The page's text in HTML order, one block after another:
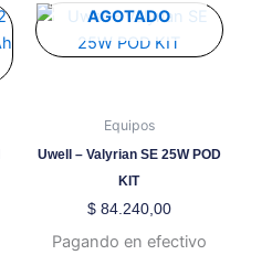
producto
AGOTADO
Equipos
Uwell – Valyrian SE 25W POD
KIT
$84.240,00
Pagando en efectivo
Este
producto
variantes.
Las
opciones
se